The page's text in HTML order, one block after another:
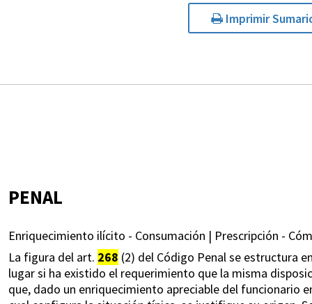
Imprimir
PENAL
Enriquecimiento ilícito - Consumación | Prescripción -
La figura del art. 268 (2) del Código Penal se estructura
lugar si ha existido el requerimiento que la misma
que, dado un enriquecimiento apreciable del